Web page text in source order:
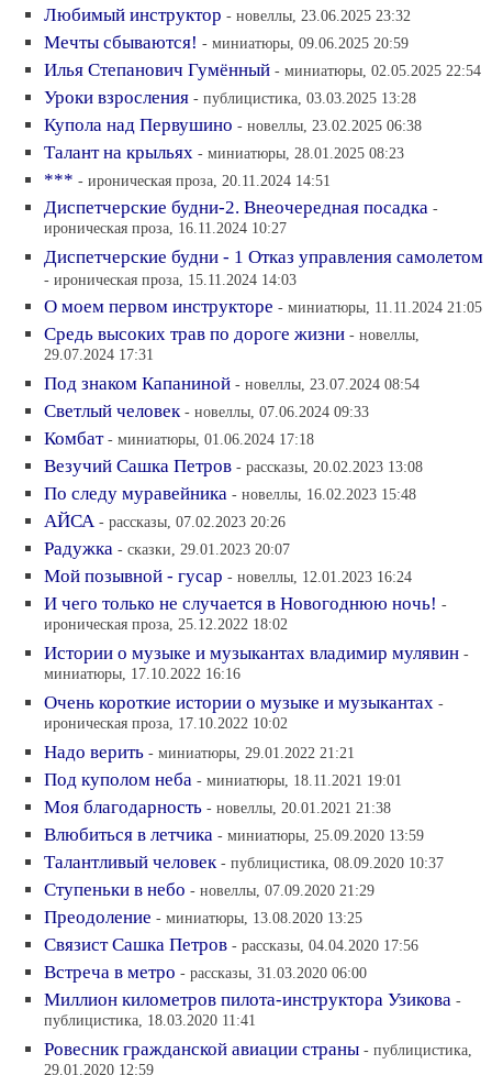
Любимый инструктор - новеллы, 23.06.2025 23:32
Мечты сбываются! - миниатюры, 09.06.2025 20:59
Илья Степанович Гумённый - миниатюры, 02.05.2025 22:54
Уроки взросления - публицистика, 03.03.2025 13:28
Купола над Первушино - новеллы, 23.02.2025 06:38
Талант на крыльях - миниатюры, 28.01.2025 08:23
*** - ироническая проза, 20.11.2024 14:51
Диспетчерские будни-2. Внеочередная посадка -
ироническая проза, 16.11.2024 10:27
Диспетчерские будни - 1 Отказ управления самолетом
- ироническая проза, 15.11.2024 14:03
О моем первом инструкторе - миниатюры, 11.11.2024 21:05
Средь высоких трав по дороге жизни - новеллы,
29.07.2024 17:31
Под знаком Капаниной - новеллы, 23.07.2024 08:54
Светлый человек - новеллы, 07.06.2024 09:33
Комбат - миниатюры, 01.06.2024 17:18
Везучий Сашка Петров - рассказы, 20.02.2023 13:08
По следу муравейника - новеллы, 16.02.2023 15:48
АЙСА - рассказы, 07.02.2023 20:26
Радужка - сказки, 29.01.2023 20:07
Мой позывной - гусар - новеллы, 12.01.2023 16:24
И чего только не случается в Новогоднюю ночь! -
ироническая проза, 25.12.2022 18:02
Истории о музыке и музыкантах владимир мулявин -
миниатюры, 17.10.2022 16:16
Очень короткие истории о музыке и музыкантах -
ироническая проза, 17.10.2022 10:02
Надо верить - миниатюры, 29.01.2022 21:21
Под куполом неба - миниатюры, 18.11.2021 19:01
Моя благодарность - новеллы, 20.01.2021 21:38
Влюбиться в летчика - миниатюры, 25.09.2020 13:59
Талантливый человек - публицистика, 08.09.2020 10:37
Ступеньки в небо - новеллы, 07.09.2020 21:29
Преодоление - миниатюры, 13.08.2020 13:25
Связист Сашка Петров - рассказы, 04.04.2020 17:56
Встреча в метро - рассказы, 31.03.2020 06:00
Миллион километров пилота-инструктора Узикова -
публицистика, 18.03.2020 11:41
Ровесник гражданской авиации страны - публицистика,
29.01.2020 12:59